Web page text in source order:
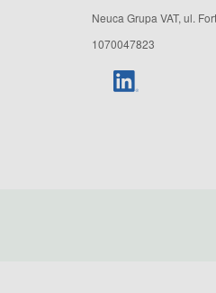
Neuca Grupa VAT, ul.
1070047823